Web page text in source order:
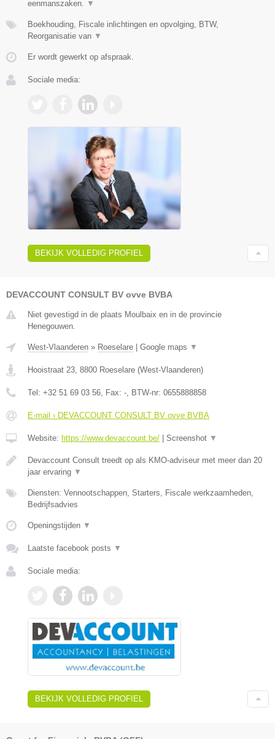
eenmanszaken.
▼
Boekhouding, Fiscale inlichtingen en opvolging, BTW,
Reorganisatie van ▼
Er wordt gewerkt op afspraak.
Sociale media:
BEKIJK VOLLEDIG PROFIEL
DEVACCOUNT CONSULT BV ovve BVBA
Niet gevestigd in de plaats Moulbaix en in de provincie
Henegouwen.
West-Vlaanderen » Roeselare Google maps ▼
Hooistraat 23, 8800 Roeselare (West-Vlaanderen)
Tel: +32 51 69 03 56, Fax: -, BTW-nr: 0655888858
E-mail › DEVACCOUNT CONSULT BV ovve BVBA
Website: https://www.devaccount.be/ Screenshot ▼
Devaccount Consult treedt op als KMO-adviseur met meer dan 20
jaar ervaring ▼
Diensten: Vennootschappen, Starters, Fiscale werkzaamheden,
Bedrijfsadvies
Openingstijden ▼
Laatste facebook posts ▼
Sociale media:
BEKIJK VOLLEDIG PROFIEL